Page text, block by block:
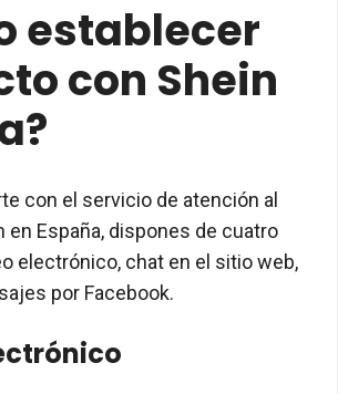
establecer
con Shein
con el servicio de atención al
en España, dispones de cuatro
electrónico, chat en el sitio web,
por Facebook.